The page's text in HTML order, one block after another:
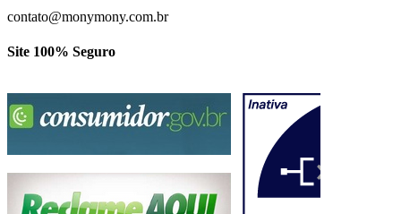
contato@monymony.com.br
Site 100% Seguro